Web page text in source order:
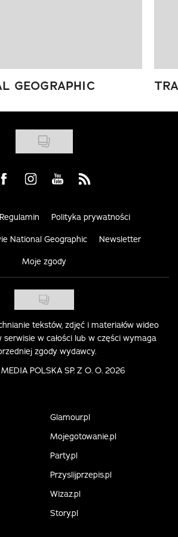
GEOGRAPHIC
Visit us on Facebook
Visit us on Instagram
Visit us on Youtube
Visit us on Rss
Regulamin Polityka prywatności
National Geographic Newsletter
Moje zgody
tekstów, zdjęć i materiałów wideo
serwisie w całości lub w części wymaga
zgody wydawcy.
POLSKA SP. Z O. O. 2026
Glamour.pl
Mojegotowanie.pl
Party.pl
Przyslijprzepis.pl
Wizaz.pl
Story.pl